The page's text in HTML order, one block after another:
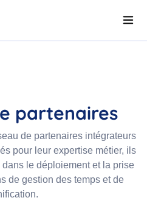
partenaires
de partenaires intégrateurs
pour leur expertise métier, ils
le déploiement et la prise
de gestion des temps et de